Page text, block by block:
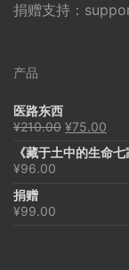
捐赠支持：
产品
医路东西
¥210.00 原
为：
¥75.00
价
《藏于土中的生命
¥96.00
捐赠
¥99.00